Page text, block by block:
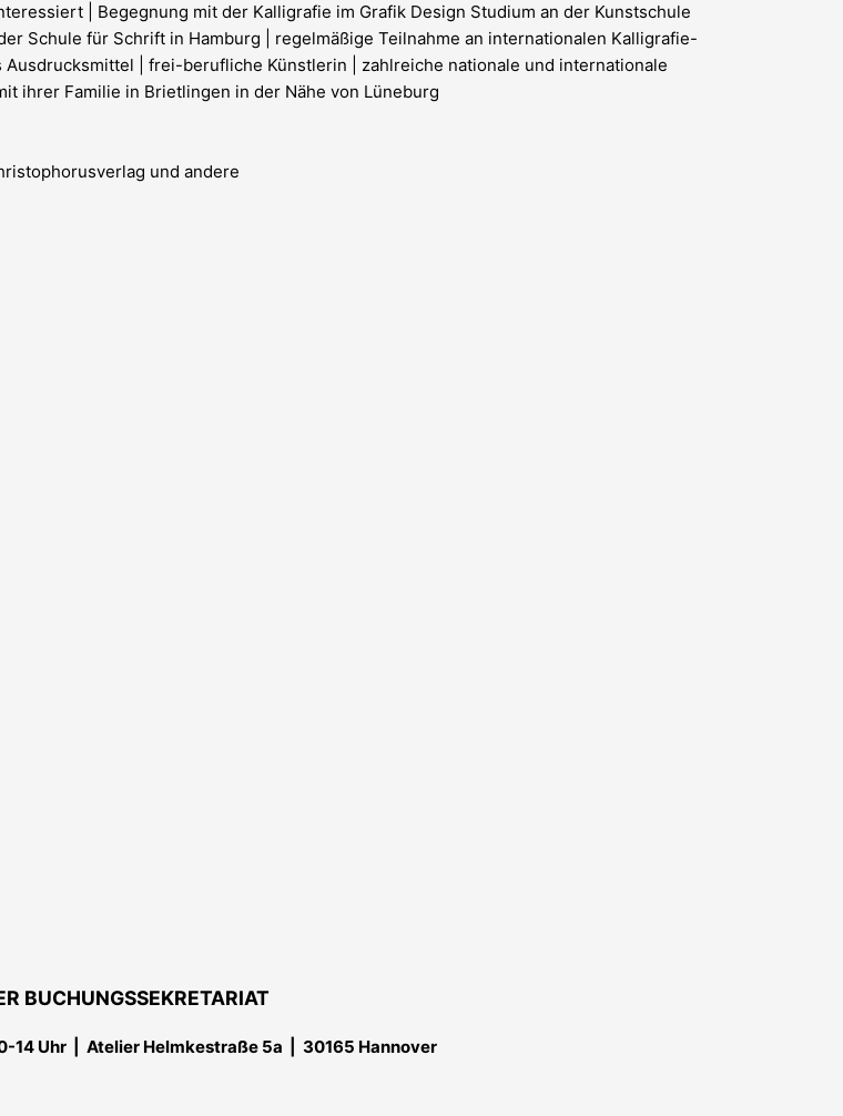
| Begegnung mit der Kalligrafie im Grafik Design Studium an der Kunstschule
Schule für Schrift in Hamburg | regelmäßige Teilnahme an internationalen Kalligrafie-
| frei-berufliche Künstlerin | zahlreiche nationale und internationale
ihrer Familie in Brietlingen in der Nähe von Lüneburg
und andere
BUCHUNGSSEKRETARIAT
14 Uhr | Atelier Helmkestraße 5a | 30165 Hannover